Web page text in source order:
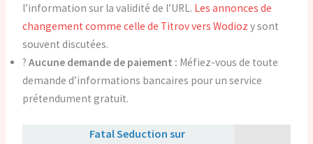
l’information sur la validité de l’URL. Les annonces de
changement comme celle de Titrov vers Wodioz y sont
souvent discutées.
?Aucune demande de paiement : Méfiez-vous de toute
demande d’informations bancaires pour un service
prétendument gratuit.
Fatal Seduction sur